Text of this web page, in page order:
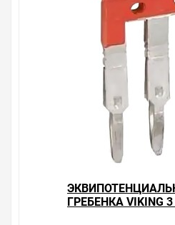
ГРЕБЕНКА VIKING 3